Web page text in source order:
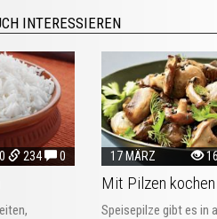
INTERESSIEREN
234 0 17 MÄRZ
Mit Pilzen kochen
Speisepilze gibt es in